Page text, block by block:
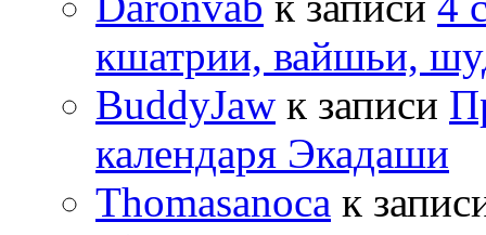
кшатрии, вайшьи,
BuddyJaw к записи
календаря Экадаши
Thomasanoca к